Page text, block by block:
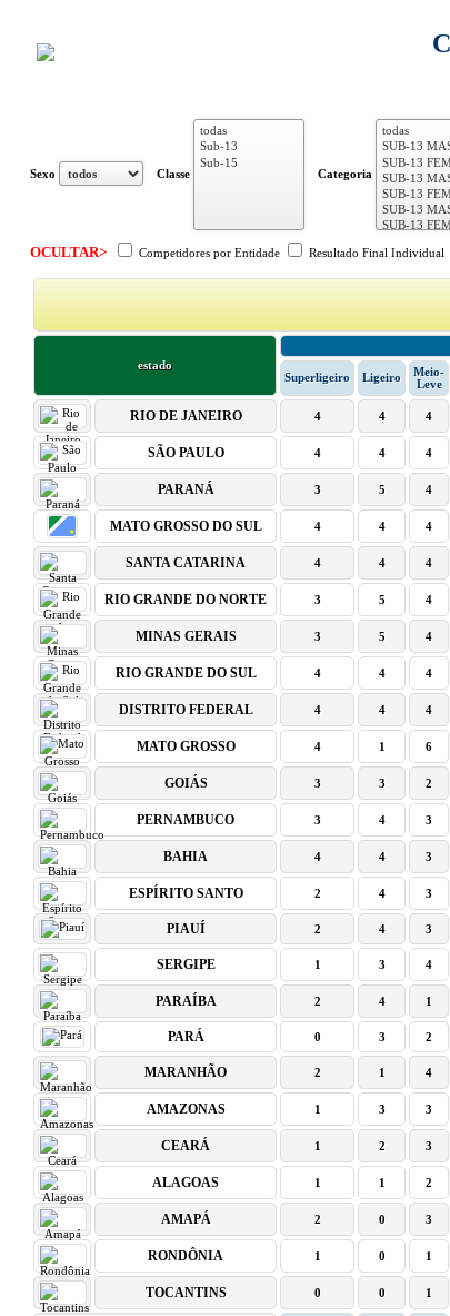
Sexo Classe Categoria
OCULTAR> Competidores por Entidade Resultado Final Individual
estado
Superligeiro Ligeiro
Meio-
Leve
RIO DE JANEIRO 4 4 4
SÃO PAULO 4 4 4
PARANÁ 3 5 4
MATO GROSSO DO SUL 4 4 4
SANTA CATARINA 4 4 4
RIO GRANDE DO NORTE 3 5 4
MINAS GERAIS 3 5 4
RIO GRANDE DO SUL 4 4 4
DISTRITO FEDERAL 4 4 4
MATO GROSSO 4 1 6
GOIÁS 3 3 2
PERNAMBUCO 3 4 3
BAHIA 4 4 3
ESPÍRITO SANTO 2 4 3
PIAUÍ 2 4 3
SERGIPE 1 3 4
PARAÍBA 2 4 1
PARÁ 0 3 2
MARANHÃO 2 1 4
AMAZONAS 1 3 3
CEARÁ 1 2 3
ALAGOAS 1 1 2
AMAPÁ 2 0 3
RONDÔNIA 1 0 1
TOCANTINS 0 0 1